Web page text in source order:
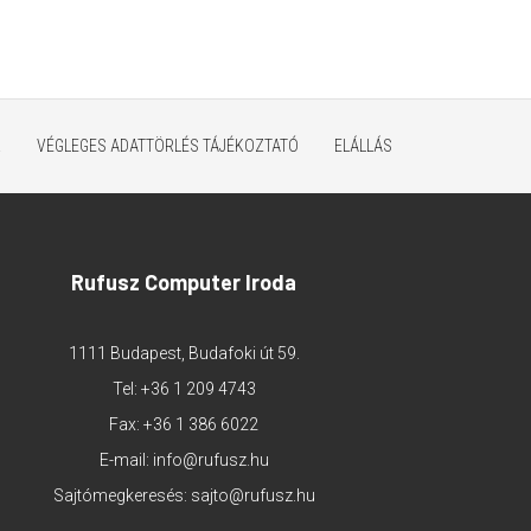
VÉGLEGES ADATTÖRLÉS TÁJÉKOZTATÓ ELÁLLÁS
Rufusz Computer Iroda
1111 Budapest, Budafoki út 59.
Tel: +36 1 209 4743
Fax: +36 1 386 6022
E-mail: info@rufusz.hu
Sajtómegkeresés: sajto@rufusz.hu